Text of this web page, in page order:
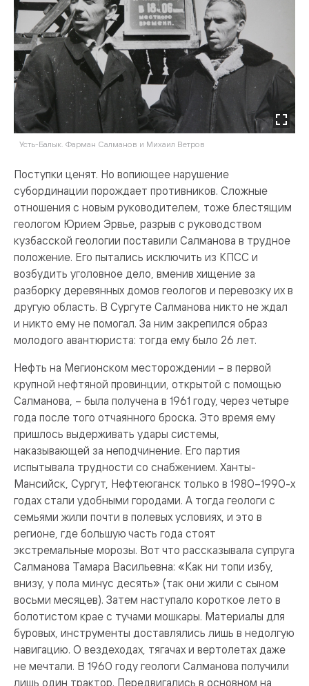
Усть-Балык. Фарман Салманов и Михаил Ветров
Поступки ценят. Но вопиющее нарушение
субординации порождает противников. Сложные
отношения с новым руководителем, тоже блестящим
геологом Юрием Эрвье, разрыв с руководством
кузбасской геологии поставили Салманова в трудное
положение. Его пытались исключить из КПСС и
возбудить уголовное дело, вменив хищение за
разборку деревянных домов геологов и перевозку их в
другую область. В Сургуте Салманова никто не ждал
и никто ему не помогал. За ним закрепился образ
молодого авантюриста: тогда ему было 26 лет.
Нефть на Мегионском месторождении – в первой
крупной нефтяной провинции, открытой с помощью
Салманова, – была получена в 1961 году, через четыре
года после того отчаянного броска. Это время ему
пришлось выдерживать удары системы,
наказывающей за неподчинение. Его партия
испытывала трудности со снабжением. Ханты-
Мансийск, Сургут, Нефтеюганск только в 1980–1990-х
годах стали удобными городами. А тогда геологи с
семьями жили почти в полевых условиях, и это в
регионе, где большую часть года стоят
экстремальные морозы. Вот что рассказывала супруга
Салманова Тамара Васильевна: «Как ни топи избу,
внизу, у пола минус десять» (так они жили с сыном
восьми месяцев). Затем наступало короткое лето в
болотистом крае с тучами мошкары. Материалы для
буровых, инструменты доставлялись лишь в недолгую
навигацию. О вездеходах, тягачах и вертолетах даже
не мечтали. В 1960 году геологи Салманова получили
лишь один трактор. Передвигались в основном на